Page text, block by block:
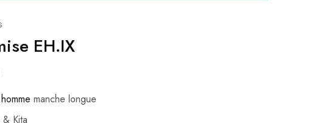
EH.IX
manche longue
& Kita